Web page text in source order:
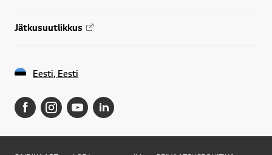
Jätkusuutlikkus
Eesti, Eesti